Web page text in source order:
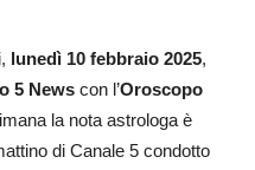
lunedì 10 febbraio 2025,
5 News con l’Oroscopo
la nota astrologa è
di Canale 5 condotto